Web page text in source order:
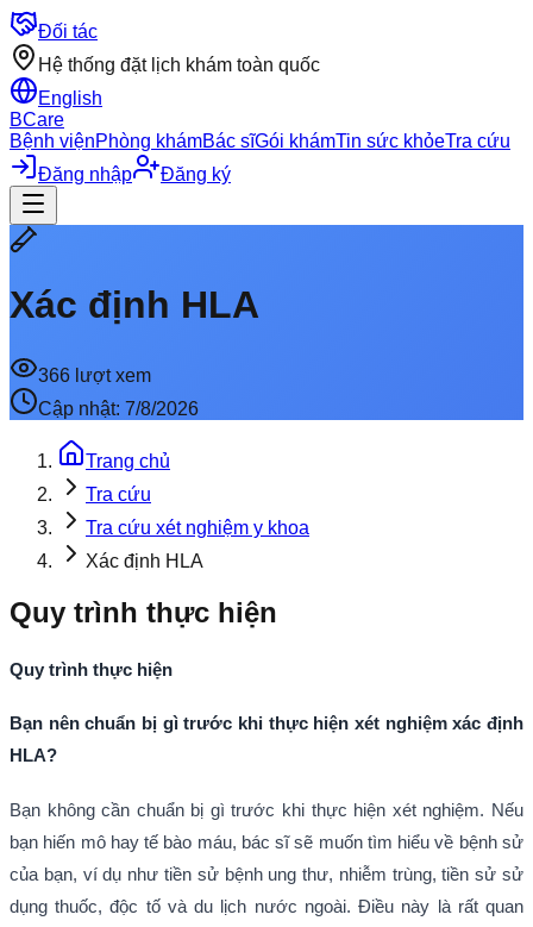
Đối tác
Hệ thống đặt lịch khám toàn quốc
English
BCare
Bệnh việnPhòng khámBác sĩGói khámTin sức khỏeTra cứu
Đăng nhập
Đăng ký
Xác định HLA
366 lượt xem
Cập nhật: 7/8/2026
Trang chủ
Tra cứu
Tra cứu xét nghiệm y khoa
Xác định HLA
Quy trình thực hiện
Quy trình thực hiện
Bạn nên chuẩn bị gì trước khi thực hiện xét nghiệm xác định
HLA?
Bạn không cần chuẩn bị gì trước khi thực hiện xét nghiệm. Nếu
bạn hiến mô hay tế bào máu, bác sĩ sẽ muốn tìm hiểu về bệnh sử
của bạn, ví dụ như tiền sử bệnh ung thư, nhiễm trùng, tiền sử sử
dụng thuốc, độc tố và du lịch nước ngoài. Điều này là rất quan